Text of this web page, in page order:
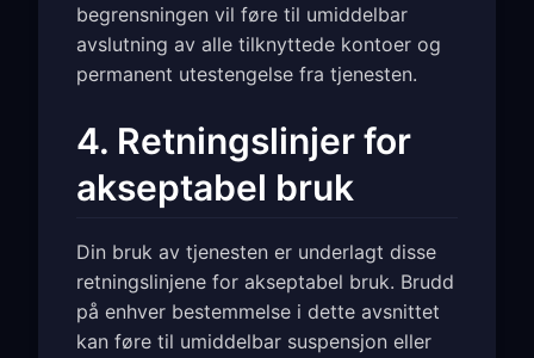
begrensningen vil føre til umiddelbar
avslutning av alle tilknyttede kontoer og
permanent utestengelse fra tjenesten.
4. Retningslinjer for
akseptabel bruk
Din bruk av tjenesten er underlagt disse
retningslinjene for akseptabel bruk. Brudd
på enhver bestemmelse i dette avsnittet
kan føre til umiddelbar suspensjon eller